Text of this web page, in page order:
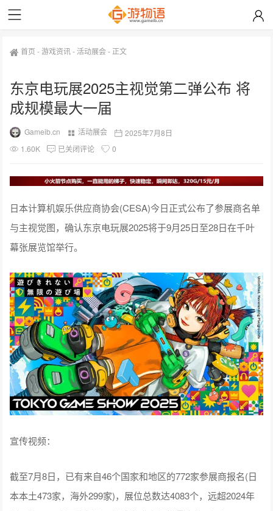
首页 -游戏资讯-活动展会- 正文
东京电玩展2025主视觉第二弹公布 将
成规模最大一届
Gameib.cn 活动展会
2025年7月8日
1.60K
已关闭评论 0
日本计算机娱乐供应商协会(CESA)今日正式公布了参展商名单
与主视觉图，确认东京电玩展2025将于9月25日至28日在千叶
幕张展览馆举行。
宣传视频：
截至7月8日，已有来自46个国家和地区的772家参展商报名(日
本本土473家，海外299家)，展位总数达4083个，远超2024年